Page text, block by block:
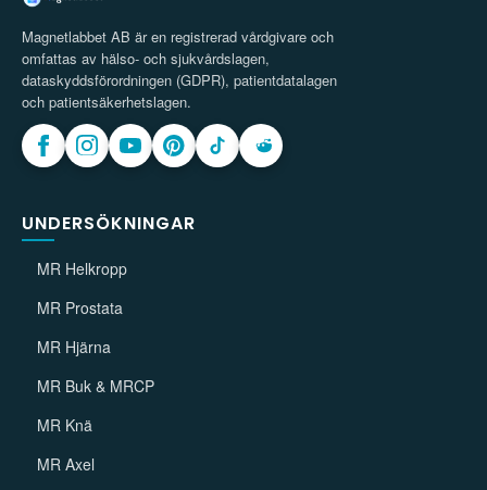
Magnetlabbet AB är en registrerad vårdgivare och
omfattas av hälso- och sjukvårdslagen,
dataskyddsförordningen (GDPR), patientdatalagen
och patientsäkerhetslagen.
UNDERSÖKNINGAR
MR Helkropp
MR Prostata
MR Hjärna
MR Buk & MRCP
MR Knä
MR Axel